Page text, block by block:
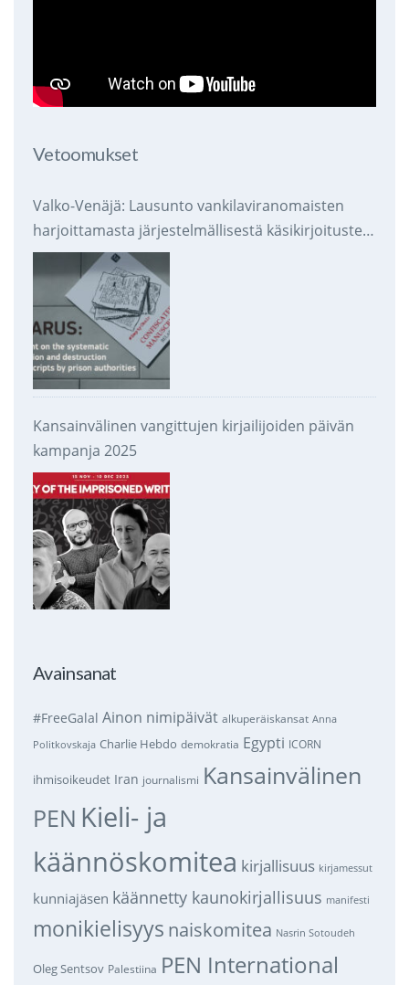
Vetoomukset
Valko-Venäjä: Lausunto vankilaviranomaisten
harjoittamasta järjestelmällisestä käsikirjoitusten
takavarikoinnista ja tuhoamisesta
Kansainvälinen vangittujen kirjailijoiden päivän
kampanja 2025
Avainsanat
#FreeGalal Ainon nimipäivät alkuperäiskansat Anna
Politkovskaja Charlie Hebdo demokratia Egypti ICORN
ihmisoikeudet Iran journalismi Kansainvälinen
PEN Kieli- ja
käännöskomitea kirjallisuus kirjamessut
kunniajäsen käännetty kaunokirjallisuus manifesti
monikielisyys naiskomitea Nasrin Sotoudeh
Oleg Sentsov Palestiina PEN International